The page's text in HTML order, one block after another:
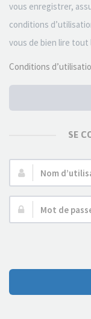
vous enregistrer,
conditions
vous de bien lire
Conditions
SE
Nom
Mot